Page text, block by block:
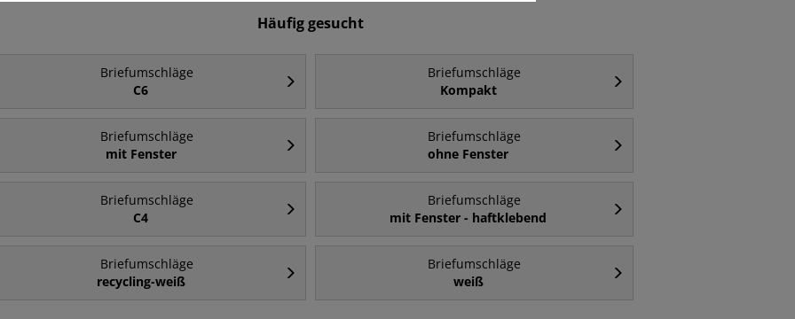
Häufig gesucht
Briefumschläge
C6
Briefumschläge
Kompakt
Briefumschläge
mit Fenster
Briefumschläge
ohne Fenster
Briefumschläge
C4
Briefumschläge
mit Fenster - haftklebend
Briefumschläge
recycling-weiß
Briefumschläge
weiß